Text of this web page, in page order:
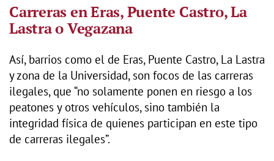
Carreras en Eras, Puente Castro, La
Lastra o Vegazana
Así, barrios como el de Eras, Puente Castro, La Lastra
y zona de la Universidad, son focos de las carreras
ilegales, que “no solamente ponen en riesgo a los
peatones y otros vehículos, sino también la
integridad física de quienes participan en este tipo
de carreras ilegales”.